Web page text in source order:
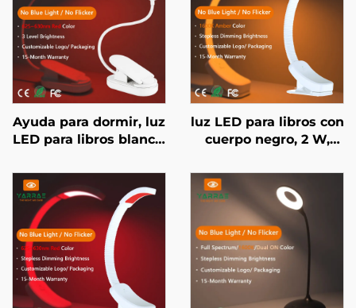
Ayuda para dormir, luz
LED para libros blanca,
azul, color rojo 625-630
nm y 660/670 nm
luz LED para libros con
cuerpo negro, 2 W,
brillo, sin luz azul,
color ámbar 1600K